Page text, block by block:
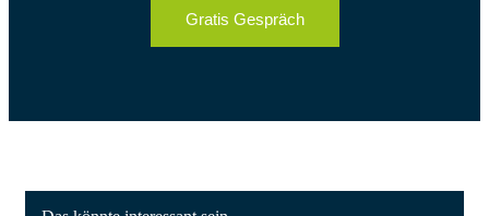
Gratis Gespräch